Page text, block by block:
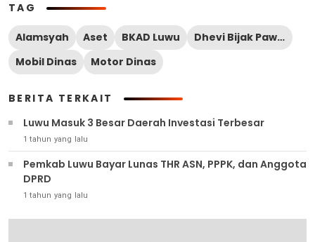
TAG
Alamsyah Aset BKAD Luwu
Dhevi Bijak Pawindu
Mobil Dinas
Motor Dinas
BERITA TERKAIT
Luwu Masuk 3 Besar Daerah Investasi Terbesar
1 tahun yang lalu
Pemkab Luwu Bayar Lunas THR ASN, PPPK, dan Anggota
DPRD
1 tahun yang lalu